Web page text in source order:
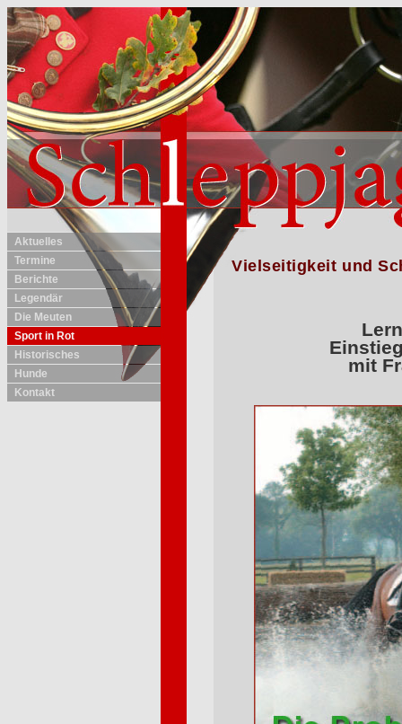
Aktuelles
Termine
Berichte
Legendär
Die Meuten
Sport in Rot
Historisches
Hunde
Kontakt
Vielseitigkeit und
mit